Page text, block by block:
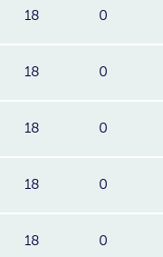
18 0
18 0
18 0
18 0
18 0